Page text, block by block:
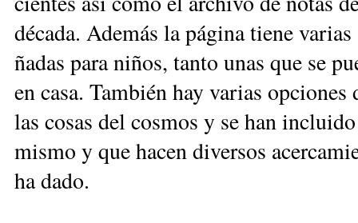
dé­ca­da. Ade­más la pá­gi­na tie­ne
ña­das pa­ra ni­ños, tan­to unas que se
en ca­sa. Tam­bién hay va­rias
las co­sas del cos­mos y se han
mis­mo y que ha­cen di­ver­sos
ha dado.